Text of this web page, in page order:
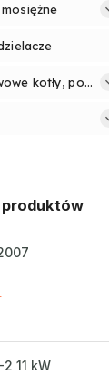
Źródła rezerwowe kotły, pompy
produktów
2 11 kW